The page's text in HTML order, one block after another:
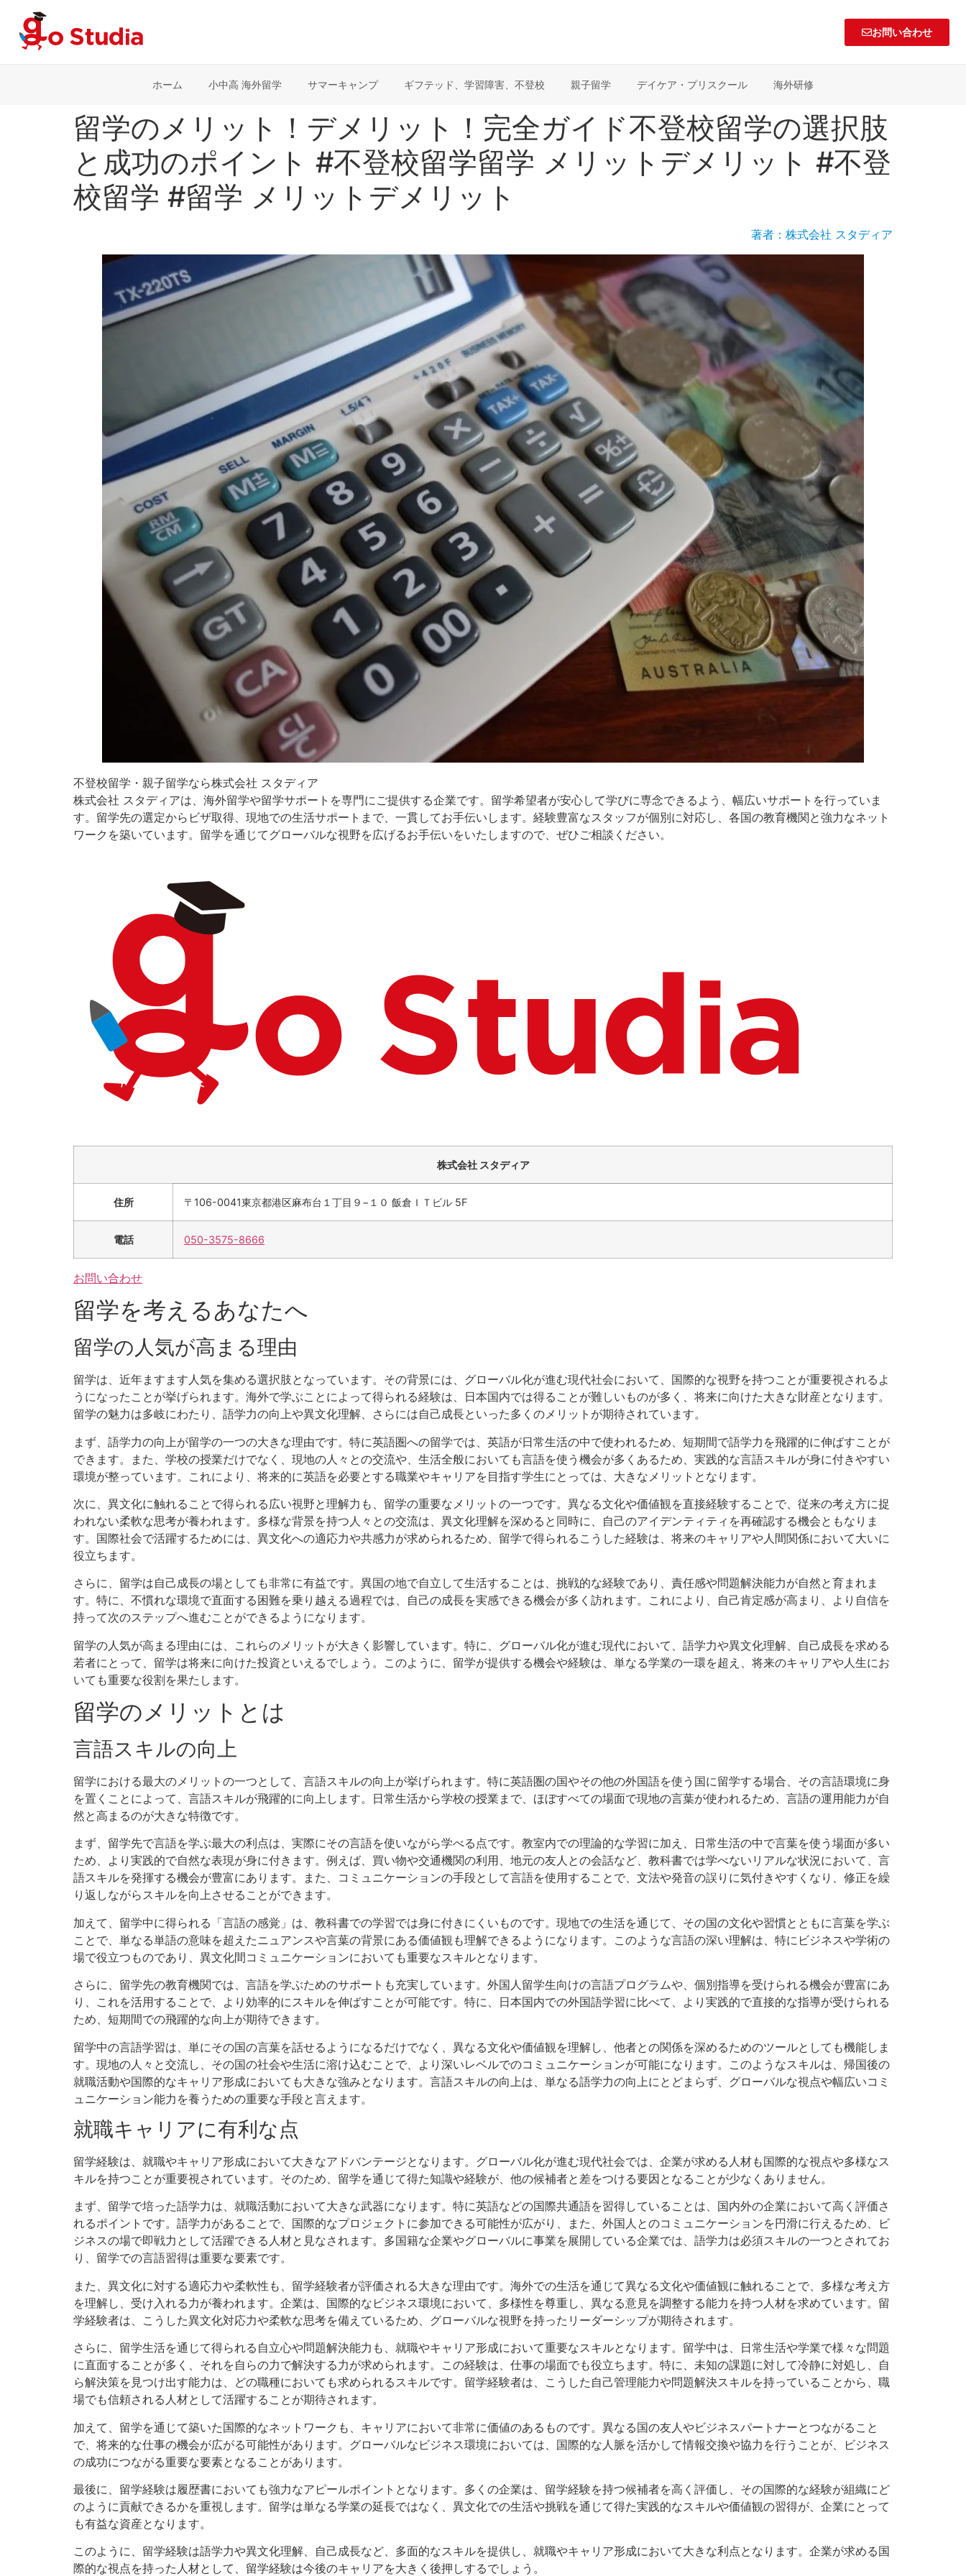
お問い合わせ
ホーム 小中高 海外留学 サマーキャンプ ギフテッド、学習障害、不登校 親子留学 デイケア・プリスクール 海外研修
留学のメリット！デメリット！完全ガイド不登校留学の選択肢
と成功のポイント #不登校留学留学 メリットデメリット #不登
校留学 #留学 メリットデメリット
著者：株式会社 スタディア
不登校留学・親子留学なら株式会社 スタディア
株式会社 スタディアは、海外留学や留学サポートを専門にご提供する企業です。留学希望者が安心して学びに専念できるよう、幅広いサポートを行っていま
す。留学先の選定からビザ取得、現地での生活サポートまで、一貫してお手伝いします。経験豊富なスタッフが個別に対応し、各国の教育機関と強力なネット
ワークを築いています。留学を通じてグローバルな視野を広げるお手伝いをいたしますので、ぜひご相談ください。
株式会社 スタディア
住所 〒106-0041東京都港区麻布台１丁目９−１０ 飯倉ＩＴビル 5F
電話 050-3575-8666
お問い合わせ
留学を考えるあなたへ
留学の人気が高まる理由
留学は、近年ますます人気を集める選択肢となっています。その背景には、グローバル化が進む現代社会において、国際的な視野を持つことが重要視されるよ
うになったことが挙げられます。海外で学ぶことによって得られる経験は、日本国内では得ることが難しいものが多く、将来に向けた大きな財産となります。
留学の魅力は多岐にわたり、語学力の向上や異文化理解、さらには自己成長といった多くのメリットが期待されています。
まず、語学力の向上が留学の一つの大きな理由です。特に英語圏への留学では、英語が日常生活の中で使われるため、短期間で語学力を飛躍的に伸ばすことが
できます。また、学校の授業だけでなく、現地の人々との交流や、生活全般においても言語を使う機会が多くあるため、実践的な言語スキルが身に付きやすい
環境が整っています。これにより、将来的に英語を必要とする職業やキャリアを目指す学生にとっては、大きなメリットとなります。
次に、異文化に触れることで得られる広い視野と理解力も、留学の重要なメリットの一つです。異なる文化や価値観を直接経験することで、従来の考え方に捉
われない柔軟な思考が養われます。多様な背景を持つ人々との交流は、異文化理解を深めると同時に、自己のアイデンティティを再確認する機会ともなりま
す。国際社会で活躍するためには、異文化への適応力や共感力が求められるため、留学で得られるこうした経験は、将来のキャリアや人間関係において大いに
役立ちます。
さらに、留学は自己成長の場としても非常に有益です。異国の地で自立して生活することは、挑戦的な経験であり、責任感や問題解決能力が自然と育まれま
す。特に、不慣れな環境で直面する困難を乗り越える過程では、自己の成長を実感できる機会が多く訪れます。これにより、自己肯定感が高まり、より自信を
持って次のステップへ進むことができるようになります。
留学の人気が高まる理由には、これらのメリットが大きく影響しています。特に、グローバル化が進む現代において、語学力や異文化理解、自己成長を求める
若者にとって、留学は将来に向けた投資といえるでしょう。このように、留学が提供する機会や経験は、単なる学業の一環を超え、将来のキャリアや人生にお
いても重要な役割を果たします。
留学のメリットとは
言語スキルの向上
留学における最大のメリットの一つとして、言語スキルの向上が挙げられます。特に英語圏の国やその他の外国語を使う国に留学する場合、その言語環境に身
を置くことによって、言語スキルが飛躍的に向上します。日常生活から学校の授業まで、ほぼすべての場面で現地の言葉が使われるため、言語の運用能力が自
然と高まるのが大きな特徴です。
まず、留学先で言語を学ぶ最大の利点は、実際にその言語を使いながら学べる点です。教室内での理論的な学習に加え、日常生活の中で言葉を使う場面が多い
ため、より実践的で自然な表現が身に付きます。例えば、買い物や交通機関の利用、地元の友人との会話など、教科書では学べないリアルな状況において、言
語スキルを発揮する機会が豊富にあります。また、コミュニケーションの手段として言語を使用することで、文法や発音の誤りに気付きやすくなり、修正を繰
り返しながらスキルを向上させることができます。
加えて、留学中に得られる「言語の感覚」は、教科書での学習では身に付きにくいものです。現地での生活を通じて、その国の文化や習慣とともに言葉を学ぶ
ことで、単なる単語の意味を超えたニュアンスや言葉の背景にある価値観も理解できるようになります。このような言語の深い理解は、特にビジネスや学術の
場で役立つものであり、異文化間コミュニケーションにおいても重要なスキルとなります。
さらに、留学先の教育機関では、言語を学ぶためのサポートも充実しています。外国人留学生向けの言語プログラムや、個別指導を受けられる機会が豊富にあ
り、これを活用することで、より効率的にスキルを伸ばすことが可能です。特に、日本国内での外国語学習に比べて、より実践的で直接的な指導が受けられる
ため、短期間での飛躍的な向上が期待できます。
留学中の言語学習は、単にその国の言葉を話せるようになるだけでなく、異なる文化や価値観を理解し、他者との関係を深めるためのツールとしても機能しま
す。現地の人々と交流し、その国の社会や生活に溶け込むことで、より深いレベルでのコミュニケーションが可能になります。このようなスキルは、帰国後の
就職活動や国際的なキャリア形成においても大きな強みとなります。言語スキルの向上は、単なる語学力の向上にとどまらず、グローバルな視点や幅広いコミ
ュニケーション能力を養うための重要な手段と言えます。
就職キャリアに有利な点
留学経験は、就職やキャリア形成において大きなアドバンテージとなります。グローバル化が進む現代社会では、企業が求める人材も国際的な視点や多様なス
キルを持つことが重要視されています。そのため、留学を通じて得た知識や経験が、他の候補者と差をつける要因となることが少なくありません。
まず、留学で培った語学力は、就職活動において大きな武器になります。特に英語などの国際共通語を習得していることは、国内外の企業において高く評価さ
れるポイントです。語学力があることで、国際的なプロジェクトに参加できる可能性が広がり、また、外国人とのコミュニケーションを円滑に行えるため、ビ
ジネスの場で即戦力として活躍できる人材と見なされます。多国籍な企業やグローバルに事業を展開している企業では、語学力は必須スキルの一つとされてお
り、留学での言語習得は重要な要素です。
また、異文化に対する適応力や柔軟性も、留学経験者が評価される大きな理由です。海外での生活を通じて異なる文化や価値観に触れることで、多様な考え方
を理解し、受け入れる力が養われます。企業は、国際的なビジネス環境において、多様性を尊重し、異なる意見を調整する能力を持つ人材を求めています。留
学経験者は、こうした異文化対応力や柔軟な思考を備えているため、グローバルな視野を持ったリーダーシップが期待されます。
さらに、留学生活を通じて得られる自立心や問題解決能力も、就職やキャリア形成において重要なスキルとなります。留学中は、日常生活や学業で様々な問題
に直面することが多く、それを自らの力で解決する力が求められます。この経験は、仕事の場面でも役立ちます。特に、未知の課題に対して冷静に対処し、自
ら解決策を見つけ出す能力は、どの職種においても求められるスキルです。留学経験者は、こうした自己管理能力や問題解決スキルを持っていることから、職
場でも信頼される人材として活躍することが期待されます。
加えて、留学を通じて築いた国際的なネットワークも、キャリアにおいて非常に価値のあるものです。異なる国の友人やビジネスパートナーとつながること
で、将来的な仕事の機会が広がる可能性があります。グローバルなビジネス環境においては、国際的な人脈を活かして情報交換や協力を行うことが、ビジネス
の成功につながる重要な要素となることがあります。
最後に、留学経験は履歴書においても強力なアピールポイントとなります。多くの企業は、留学経験を持つ候補者を高く評価し、その国際的な経験が組織にど
のように貢献できるかを重視します。留学は単なる学業の延長ではなく、異文化での生活や挑戦を通じて得た実践的なスキルや価値観の習得が、企業にとって
も有益な資産となります。
このように、留学経験は語学力や異文化理解、自己成長など、多面的なスキルを提供し、就職やキャリア形成において大きな利点となります。企業が求める国
際的な視点を持った人材として、留学経験は今後のキャリアを大きく後押しするでしょう。